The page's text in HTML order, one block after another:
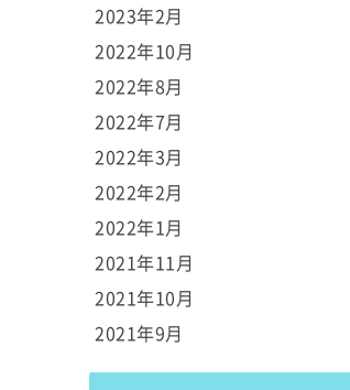
2023年2月
2022年10月
2022年8月
2022年7月
2022年3月
2022年2月
2022年1月
2021年11月
2021年10月
2021年9月